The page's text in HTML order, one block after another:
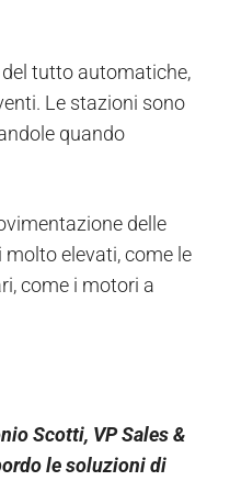
del tutto automatiche,
Le stazioni sono
quando
delle
elevati, come le
come i motori a
Scotti, VP Sales &
le soluzioni di